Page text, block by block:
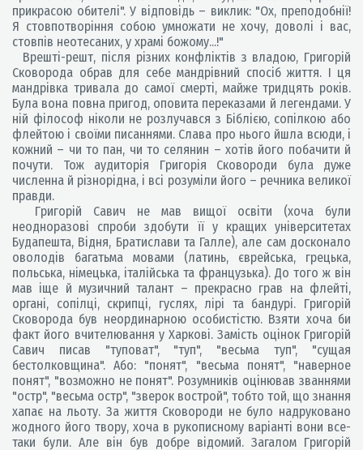
прикрасою обителі". У відповідь – виклик: "Ох, преподобнії!
Я стовпотворіння собою умножати не хочу, доволі і вас,
стовпів неотесаних, у храмі божому...!"
Врешті-решт, після різних конфліктів з владою, Григорій
Сковорода обрав для себе мандрівний спосіб життя. І ця
мандрівка тривала до самої смерті, майже тридцять років.
Була вона повна пригод, оповита переказами й легендами. У
ній філософ ніколи не розлучався з Біблією, сопілкою або
флейтою і своїми писаннями. Слава про нього йшла всюди, і
кожний – чи то пан, чи то селянин – хотів його побачити й
почути. Тож аудиторія Григорія Сковороди була дуже
численна й різнорідна, і всі розуміли його – речника великої
правди.
Григорій Савич не мав вищої освіти (хоча були
неодноразові спроби здобути її у кращих університетах
Будапешта, Відня, Братислави та Галле), але сам досконало
оволодів багатьма мовами (латинь, єврейська, грецька,
польська, німецька, італійська та французька). До того ж він
мав іще й музичний талант – прекрасно грав на флейті,
органі, сопілці, скрипці, гуслях, лірі та бандурі. Григорій
Сковорода був неординарною особистістю. Взяти хоча би
факт його вчителювання у Харкові. Замість оцінок Григорій
Савич писав "туповат", "туп", "весьма туп", "сущая
бестолковщина". Або: "понят", "весьма понят", "наверное
понят", "возможно не понят". Розумників оцінював званнями
"остр", "весьма остр", "зверок вострой", тобто той, що знання
хапає на льоту. За життя Сковороди не було надруковано
жодного його твору, хоча в рукописному варіанті вони все-
таки були. Але він був добре відомий. Загалом Григорій